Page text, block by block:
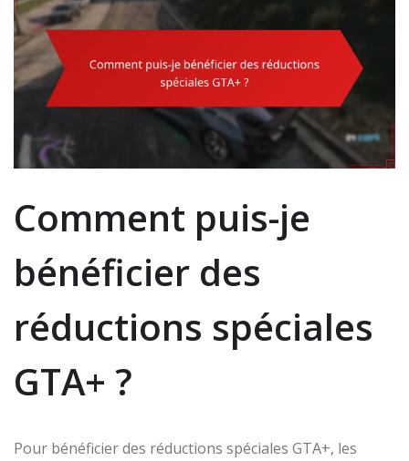
Comment puis-je
bénéficier des
réductions spéciales
GTA+ ?
Pour bénéficier des réductions spéciales GTA+, les